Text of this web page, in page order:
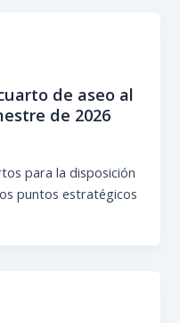
de aseo al
de 2026
para la disposición
puntos estratégicos